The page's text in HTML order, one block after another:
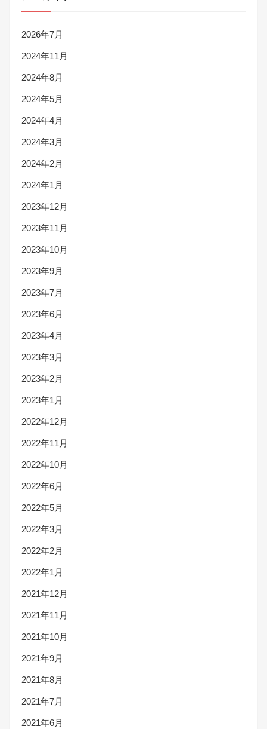
2026年7月
2024年11月
2024年8月
2024年5月
2024年4月
2024年3月
2024年2月
2024年1月
2023年12月
2023年11月
2023年10月
2023年9月
2023年7月
2023年6月
2023年4月
2023年3月
2023年2月
2023年1月
2022年12月
2022年11月
2022年10月
2022年6月
2022年5月
2022年3月
2022年2月
2022年1月
2021年12月
2021年11月
2021年10月
2021年9月
2021年8月
2021年7月
2021年6月